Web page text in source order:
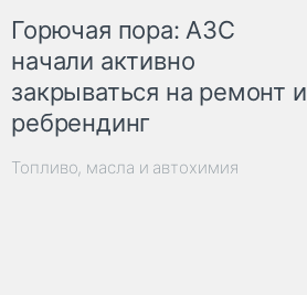
Горючая пора: АЗС
начали активно
закрываться на ремонт и
ребрендинг
Топливо, масла и автохимия